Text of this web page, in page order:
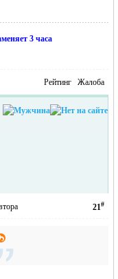
3 часа
Рейтинг Жалоба
21#